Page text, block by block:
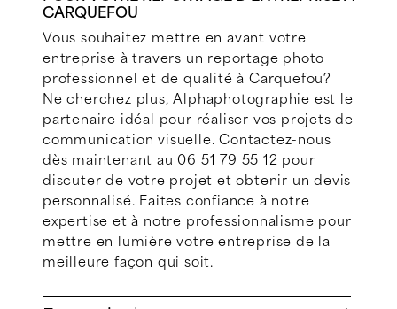
CARQUEFOU
Vous souhaitez mettre en avant votre
entreprise à travers un reportage photo
professionnel et de qualité à Carquefou?
Ne cherchez plus, Alphaphotographie est le
partenaire idéal pour réaliser vos projets de
communication visuelle. Contactez-nous
dès maintenant au 06 51 79 55 12 pour
discuter de votre projet et obtenir un devis
personnalisé. Faites confiance à notre
expertise et à notre professionnalisme pour
mettre en lumière votre entreprise de la
meilleure façon qui soit.